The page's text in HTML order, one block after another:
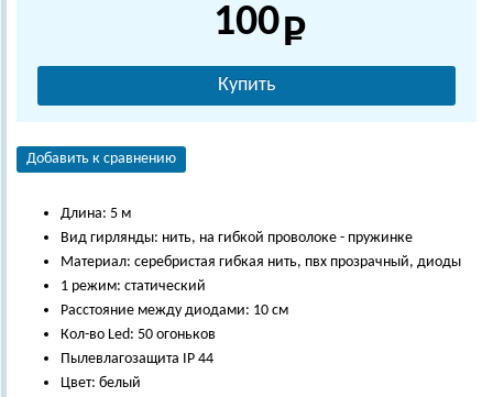
100
Купить
Добавить к сравнению
Длина: 5 м
Вид гирлянды: нить, на гибкой проволоке - пружинке
Материал: серебристая гибкая нить, пвх прозрачный, диоды
1 режим: статический
Расстояние между диодами: 10 см
Кол-во Led: 50 огоньков
Пылевлагозащита IP 44
Цвет: белый